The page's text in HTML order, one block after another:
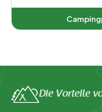
Die Vorteile